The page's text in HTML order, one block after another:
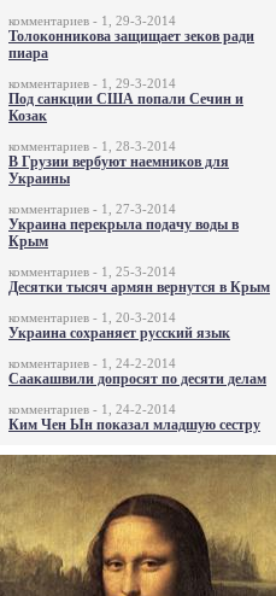
комментариев - 1, 29-3-2014
Толоконникова защищает зеков ради
пиара
комментариев - 1, 29-3-2014
Под санкции США попали Сечин и
Козак
комментариев - 1, 28-3-2014
В Грузии вербуют наемников для
Украины
комментариев - 1, 27-3-2014
Украина перекрыла подачу воды в
Крым
комментариев - 1, 25-3-2014
Десятки тысяч армян вернутся в Крым
комментариев - 1, 20-3-2014
Украина сохраняет русский язык
комментариев - 1, 24-2-2014
Саакашвили допросят по десяти делам
комментариев - 1, 24-2-2014
Ким Чен Ын показал младшую сестру